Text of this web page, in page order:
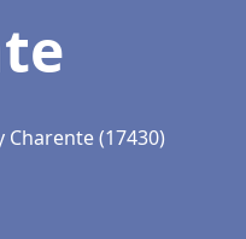
(17430)